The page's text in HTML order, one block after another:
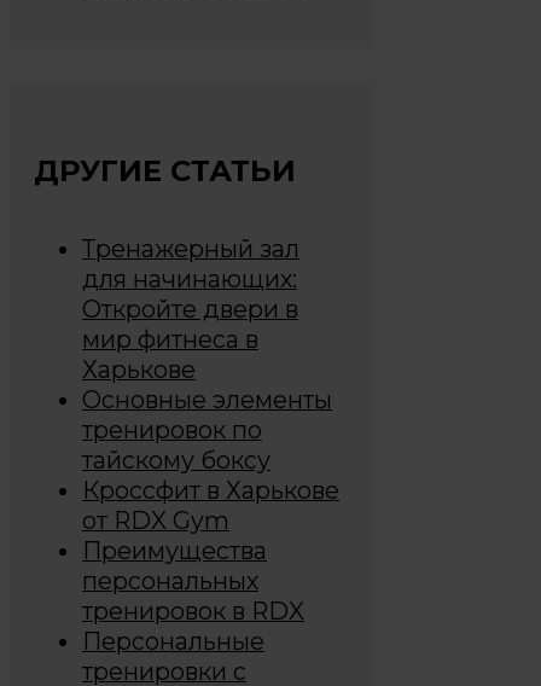
ДРУГИЕ СТАТЬИ
Тренажерный зал
для начинающих:
Откройте двери в
мир фитнеса в
Харькове
Основные элементы
тренировок по
тайскому боксу
Кроссфит в Харькове
от RDX Gym
Преимущества
персональных
тренировок в RDX
Персональные
тренировки с